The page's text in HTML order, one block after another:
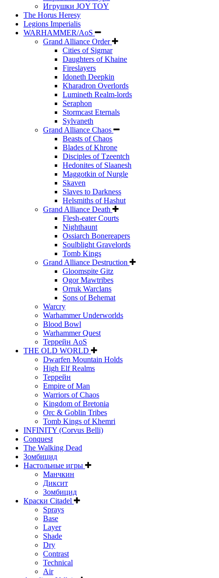
Игрушки JOY TOY
The Horus Heresy
Legions Imperialis
WARHAMMER/AoS
Grand Alliance Order
Cities of Sigmar
Daughters of Khaine
Fireslayers
Idoneth Deepkin
Kharadron Overlords
Lumineth Realm-lords
Seraphon
Stormcast Eternals
Sylvaneth
Grand Alliance Chaos
Beasts of Chaos
Blades of Khrone
Disciples of Tzeentch
Hedonites of Slaanesh
Maggotkin of Nurgle
Skaven
Slaves to Darkness
Helsmiths of Hashut
Grand Alliance Death
Flesh-eater Courts
Nighthaunt
Ossiarch Bonereapers
Soulblight Gravelords
Tomb Kings
Grand Alliance Destruction
Gloomspite Gitz
Ogor Mawtribes
Orruk Warclans
Sons of Behemat
Warcry
Warhammer Underworlds
Blood Bowl
Warhammer Quest
Террейн AoS
THE OLD WORLD
Dwarfen Mountain Holds
High Elf Realms
Террейн
Empire of Man
Warriors of Chaos
Kingdom of Bretonia
Orc & Goblin Tribes
Tomb Kings of Khemri
INFINITY (Corvus Belli)
Conquest
The Walking Dead
Зомбицид
Настольные игры
Манчкин
Диксит
Зомбицид
Краски Citadel
Sprays
Base
Layer
Shade
Dry
Contrast
Technical
Air